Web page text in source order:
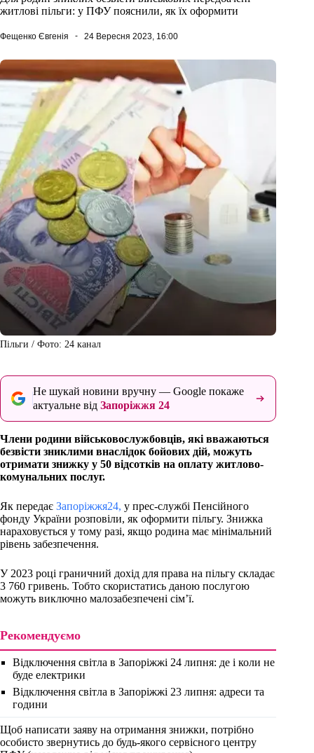
житлові пільги: у ПФУ пояснили, як їх оформити
Фещенко Євгенія 24 Вересня 2023, 16:00
Пільги / Фото: 24 канал
Не шукай новини вручну — Google покаже
актуальне від Запоріжжя 24
Члени родини військовослужбовців, які вважаються
безвісти зниклими внаслідок бойових дій, можуть
отримати знижку у 50 відсотків на оплату житлово-
комунальних послуг.
Як передає Запоріжжя24, у прес-службі Пенсійного
фонду України розповіли, як оформити пільгу. Знижка
нараховується у тому разі, якщо родина має мінімальний
рівень забезпечення.
У 2023 році граничний дохід для права на пільгу складає
3 760 гривень. Тобто скористатись даною послугою
можуть виключно малозабезпечені сім’ї.
Рекомендуємо
Відключення світла в Запоріжжі 24 липня: де і коли не
буде електрики
Відключення світла в Запоріжжі 23 липня: адреси та
години
Щоб написати заяву на отримання знижки, потрібно
особисто звернутись до будь-якого сервісного центру